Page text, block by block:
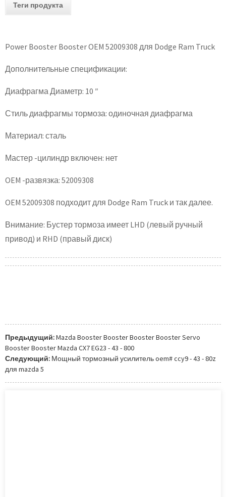
Теги продукта
Power Booster Booster OEM 52009308 для Dodge Ram Truck
Дополнительные спецификации:
Диафрагма Диаметр: 10 ″
Стиль диафрагмы тормоза: одиночная диафрагма
Материал: сталь
Мастер -цилиндр включен: нет
OEM -развязка: 52009308
OEM 52009308 подходит для Dodge Ram Truck и так далее.
Внимание: Бустер тормоза имеет LHD (левый ручный
привод) и RHD (правый диск)
Предыдущий:Mazda Booster Booster Booster Booster Servo
Booster Booster Mazda CX7 EG23 - 43 - 800
Следующий: Мощный тормозный усилитель oem# ccy9 - 43 - 80z
для mazda 5